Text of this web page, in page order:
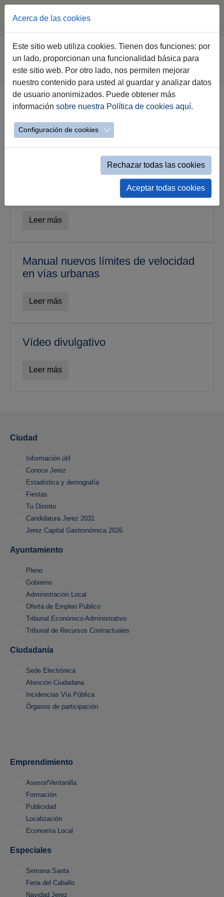
Saltar al contenido principal
Estás aquí:
Jerez.es Webs Municipales
Movilidad
Seguridad Vial
Nuevos límites de velocidad en vías urbanas
Nuevos límites de velocidad en vías
urbanas
Leer más
Manual nuevos límites de velocidad
en vías urbanas
Leer más
Vídeo divulgativo
Leer más
Ciudad
Información útil
Conoce Jerez
Estadística y demografía
Fiestas
Tu Distrito
Candidatura Jerez 2031
Jerez Capital Gastronómica 2026
Ayuntamiento
Pleno
Gobierno
Administración Local
Oferta de Empleo Público
Tribunal Económico Administrativo
Tribunal de Recursos Contractuales
Ciudadanía
Sede Electrónica
Atención Ciudadana
Incidencias Vía Pública
Órganos de participación
Emprendimiento
Asesor/Ventanilla
Formación
Publicidad
Localización
Economía Local
Especiales
Semana Santa
Feria del Caballo
Navidad Jerez
Acerca de las cookies
Este sitio web utiliza cookies. Tienen dos funciones: por
un lado, proporcionan una funcionalidad básica para
este sitio web. Por otro lado, nos permiten mejorar
nuestro contenido para usted al guardar y analizar datos
de usuario anonimizados. Puede obtener más
información sobre nuestra Política de cookies aquí.
Configuración de cookies
Rechazar todas las cookies
Aceptar todas cookies